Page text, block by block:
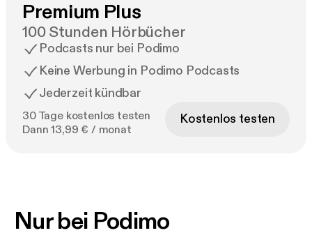
Premium Plus
100 Stunden Hörbücher
Podcasts nur bei Podimo
Keine Werbung in Podimo Podcasts
Jederzeit kündbar
30 Tage kostenlos testen
Dann 13,99 € / monat
Kostenlos testen
Nur bei Podimo